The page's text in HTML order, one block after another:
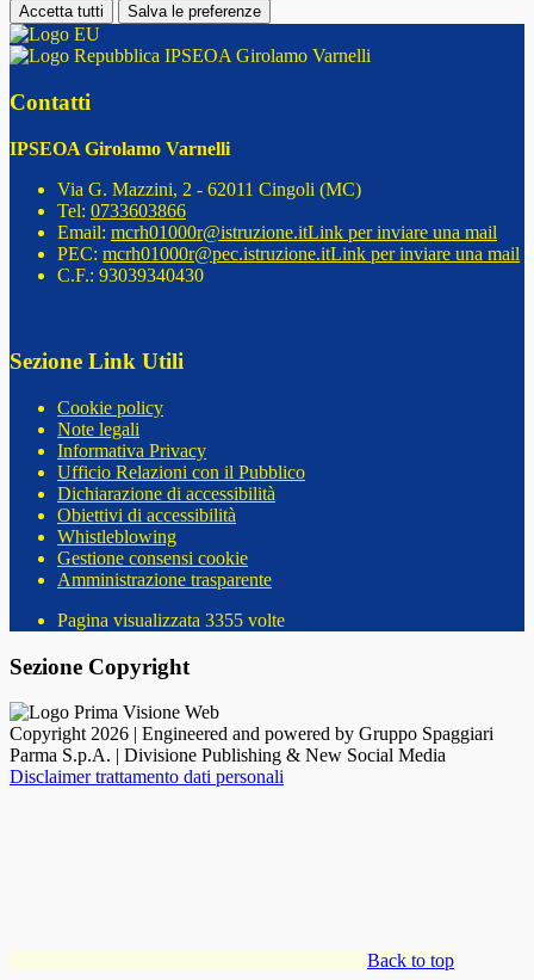
Accetta tutti Salva le preferenze
IPSEOA Girolamo Varnelli
Contatti
IPSEOA Girolamo Varnelli
Via G. Mazzini, 2 - 62011 Cingoli (MC)
Tel: 0733603866
Email: mcrh01000r@istruzione.itLink per inviare una mail
PEC: mcrh01000r@pec.istruzione.itLink per inviare una mail
C.F.: 93039340430
Sezione Link Utili
Cookie policy
Note legali
Informativa Privacy
Ufficio Relazioni con il Pubblico
Dichiarazione di accessibilità
Obiettivi di accessibilità
Whistleblowing
Gestione consensi cookie
Amministrazione trasparente
Pagina visualizzata 3355 volte
Sezione Copyright
Copyright 2026 | Engineered and powered by Gruppo Spaggiari
Parma S.p.A. | Divisione Publishing & New Social Media
Disclaimer trattamento dati personali
Back to top